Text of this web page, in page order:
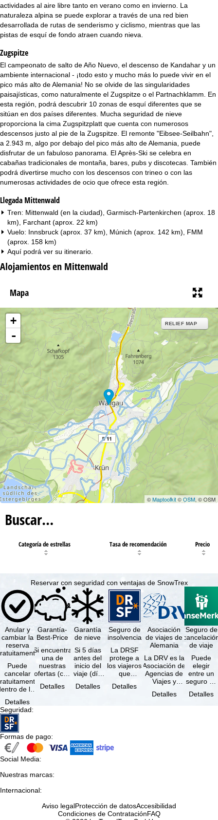
i
p
a
l
actividades al aire libre tanto en verano como en invierno. La
naturaleza alpina se puede explorar a través de una red bien
desarrollada de rutas de senderismo y ciclismo, mientras que las
pistas de esquí de fondo atraen cuando nieva.
Zugspitze
El campeonato de salto de Año Nuevo, el descenso de Kandahar y un
ambiente internacional - ¡todo esto y mucho más lo puede vivir en el
pico más alto de Alemania! No se olvide de las singularidades
paisajísticas, como naturalmente el Zugspitze o el Partnachklamm. En
esta región, podrá descubrir 10 zonas de esquí diferentes que se
sitúan en dos países diferentes. Mucha seguridad de nieve
proporciona la cima Zugspitzplatt que cuenta con numerosos
descensos justo al pie de la Zugspitze. El remonte "Eibsee-Seilbahn",
a 2.943 m, algo por debajo del pico más alto de Alemania, puede
disfrutar de un fabuloso panorama. El Après-Ski se celebra en
cabañas tradicionales de montaña, bares, pubs y discotecas. También
podrá divertirse mucho con los descensos con trineo o con las
numerosas actividades de ocio que ofrece esta región.
Llegada Mittenwald
Tren: Mittenwald (en la ciudad), Garmisch-Partenkirchen (aprox. 18
km), Farchant (aprox. 22 km)
Vuelo: Innsbruck (aprox. 37 km), Múnich (aprox. 142 km), FMM
(aprox. 158 km)
Aquí podrá ver su itinerario
Alojamientos en Mittenwald
Mapa
+
-
RELIEF MAP
©Maptoolkit©OSM, © OSM
Buscar…
Categoría de estrellas Tasa de recomendación Precio
Reservar con seguridad con ventajas de SnowTrex
Anular y
cambiar la
reserva
Puede
cancelar
de los
a
reserva, …
Detalles
Garantía-
Best-Price
Si encuentra
una de
nuestras
ofertas (con
prestaciones
Detalles
Garantía
de nieve
Si 5 días
antes del
inicio del
viaje (día
ninguna de
Detalles
Seguro de
insolvencia
La DRSF
protege a
los viajeros
que
viaje
Detalles
Asociación
de viajes de
Alemania
La DRV es la
Asociación de
Agencias de
Viajes y
más grande
Detalles
Seguro de
de viaje
Puede
elegir
entre un
seguro de
de viaje
Detalles
Seguridad:
Formas de pago:
Social Media:
Nuestras marcas:
Internacional:
Aviso legalProtección de datosAccesibilidad
Condiciones de ContrataciónFAQ